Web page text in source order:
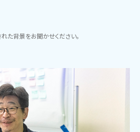
た背景をお聞かせください。